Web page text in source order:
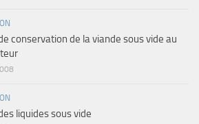
conservation de la viande sous vide au
liquides sous vide